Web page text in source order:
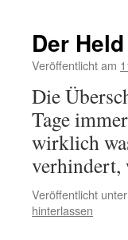
Der
Veröffentlicht am
Die
Tage
wirklich
Veröffentlicht unter
hinterlassen